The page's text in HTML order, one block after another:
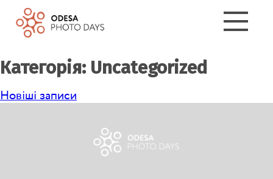
Категорія: Uncategorized
Навігація
Новіші записи